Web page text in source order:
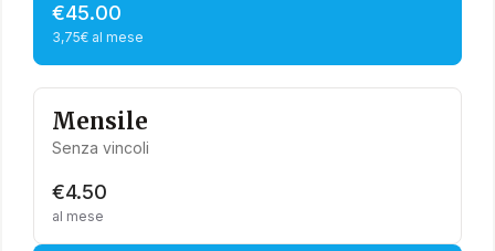
€45.00
3,75€ al mese
Mensile
Senza vincoli
€4.50
al mese